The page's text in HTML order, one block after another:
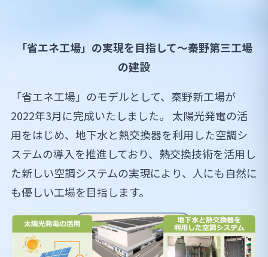
「省エネ工場」の実現を目指して～秦野第三工場
の建設
「省エネ工場」のモデルとして、秦野新工場が
2022年3月に完成いたしました。 太陽光発電の活
用をはじめ、地下水と熱交換器を利用した空調シ
ステムの導入を推進しており、熱交換技術を活用し
た新しい空調システムの実現により、人にも自然に
も優しい工場を目指します。